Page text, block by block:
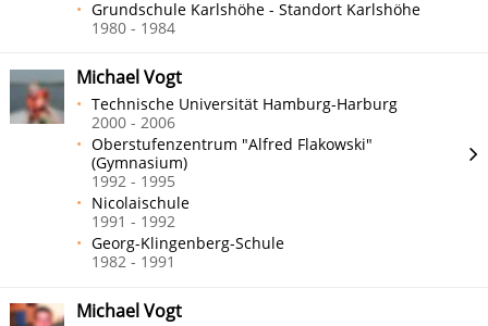
Grundschule Karlshöhe - Standort Karlshöhe
1980 - 1984
Michael Vogt
Technische Universität Hamburg-Harburg
2000 - 2006
Oberstufenzentrum "Alfred Flakowski"
(Gymnasium)
1992 - 1995
Nicolaischule
1991 - 1992
Georg-Klingenberg-Schule
1982 - 1991
Michael Vogt